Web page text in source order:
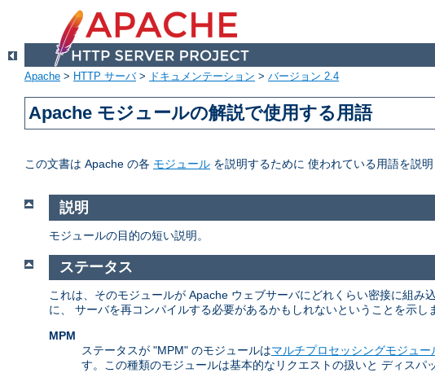
Apache > HTTP サーバ> ドキュメンテーション > バージョン 2.4
Apache モジュールの解説で使用する用語
この文書は Apache の各 モジュール を説明するために 使われている用語を説明
説明
モジュールの目的の短い説明。
ステータス
これは、そのモジュールが Apache ウェブサーバにどれくらい密接に組
に、 サーバを再コンパイルする必要があるかもしれないということを示
MPM
ステータスが "MPM" のモジュールはマルチプロセッシングモジュー
す。この種類のモジュールは基本的なリクエストの扱いと ディスパ